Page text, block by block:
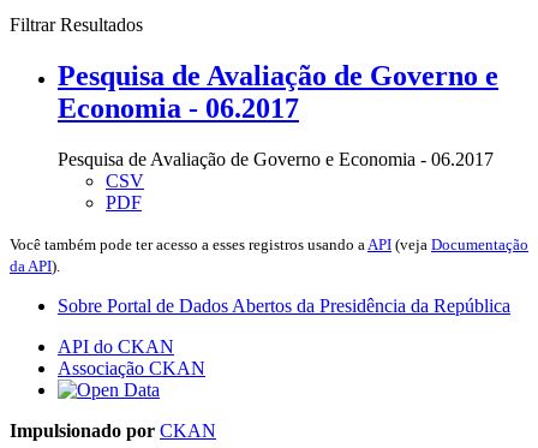
Filtrar Resultados
Pesquisa de Avaliação de Governo e
Economia - 06.2017
Pesquisa de Avaliação de Governo e Economia - 06.2017
CSV
PDF
Você também pode ter acesso a esses registros usando a API (veja Documentação
da API).
Sobre Portal de Dados Abertos da Presidência da República
API do CKAN
Associação CKAN
Impulsionado por CKAN